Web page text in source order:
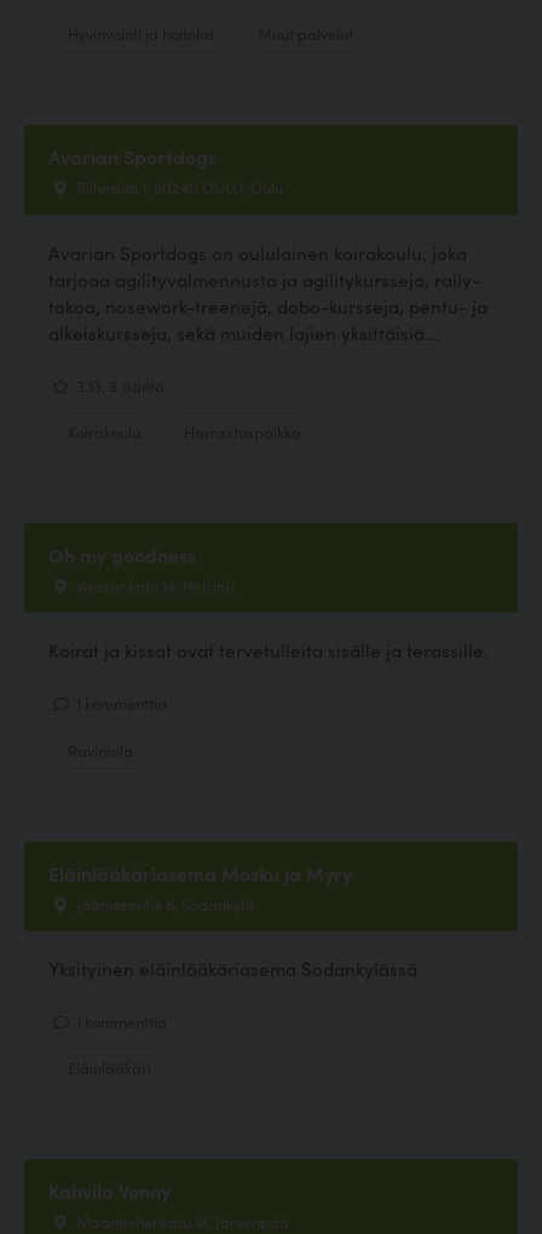
Avarian Sportdogs
Riihiraitti 1, 90240 OULU, Oulu
Avarian Sportdogs on oululainen koirakoulu, joka
tarjoaa agilityvalmennusta ja agilitykursseja, rally-
tokoa, nosework-treenejä, dobo-kursseja, pentu- ja
alkeiskursseja, sekä muiden lajien yksittäisiä...
Oh my goodness
Vaasankatu 14, Helsinki
Koirat ja kissat ovat tervetulleita sisälle ja terassille.
Eläinlääkäriasema Mosku ja Myry
Jäämerentie 6, Sodankylä
Yksityinen eläinlääkäriasema Sodankylässä
Kahvila Venny
Maamiehenkatu 14, Järvenpää